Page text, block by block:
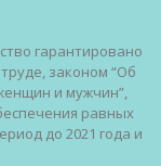
гарантировано
законом “Об
и мужчин”,
равных
до 2021 года и